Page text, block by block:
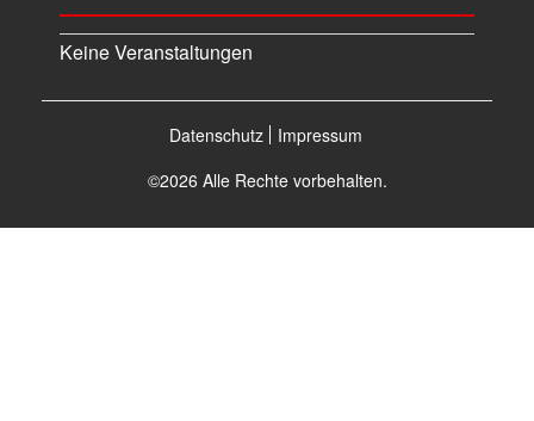
Keine Veranstaltungen
Datenschutz
Impressum
©2026 Alle Rechte vorbehalten.